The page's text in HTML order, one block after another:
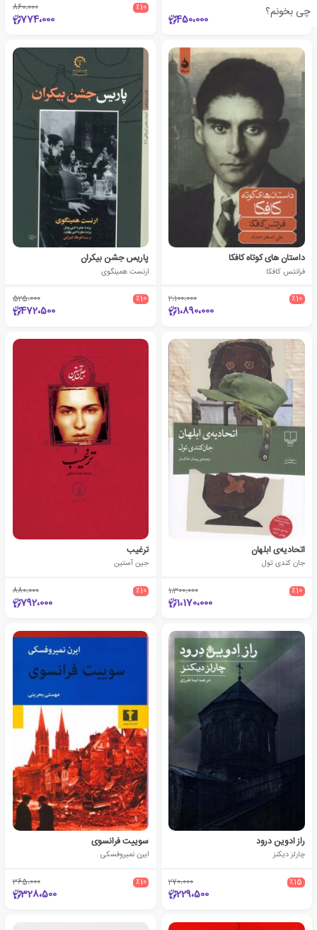
چی بخونم؟
450،000
٪10 860،000
774،000
داستان های کوتاه کافکا
فرانتس کافکا
٪10 2،100،000
1،890،000
پاریس جشن بیکران
ارنست همینگوی
٪10 525،000
472،500
اتحادیه‌ی ابلهان
جان کندی تول
٪10 1،300،000
1،170،000
ترغیب
جین آستین
٪10 880،000
792،000
راز ادوین درود
چارلز دیکنز
٪15 270،000
229،500
سوییت فرانسوی
ایرن نمیروفسکی
٪10 365،000
328،500